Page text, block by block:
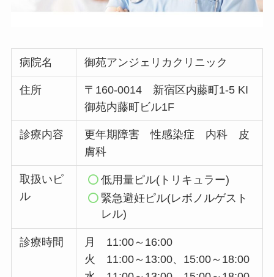
病院名 御苑アンジェリカクリニック
住所
〒160-0014 新宿区内藤町1-5 KI
御苑内藤町ビル1F
診療内容
更年期障害 性感染症 内科 皮
膚科
取扱いピ
ル
低用量ピル(トリキュラー)
緊急避妊ピル(レボノルゲスト
レル)
診療時間
月 11:00～16:00
火 11:00～13:00、15:00～18:00